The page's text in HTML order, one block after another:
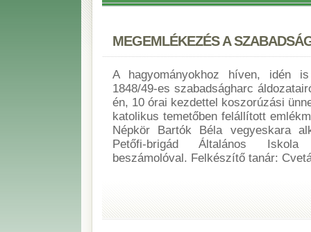
MEGEMLÉKEZÉS A
A hagyományokhoz híven, idén
1848/49-es szabadságharc
én, 10 órai kezdettel koszorúzási
katolikus temetőben felállított
Népkör Bartók Béla vegyeskara
Petőfi-brigád Általános
beszámolóval. Felkészítő tanár: